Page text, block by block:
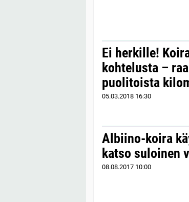
Ei herkille!
kohtelusta –
puolitoista
05.03.2018 16:30
Albiino-koira
katso suloinen
08.08.2017 10:00